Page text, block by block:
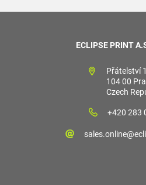
ECLIPSE PRINT
Přátelství
104 00
Czech
+420 283